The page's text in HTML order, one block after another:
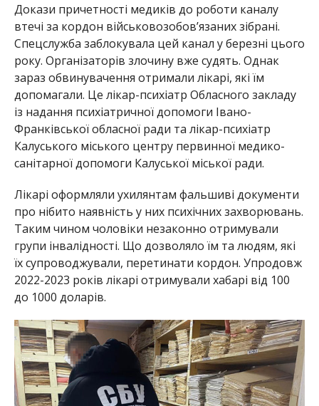
Докази причетності медиків до роботи каналу
втечі за кордон військовозобов’язаних зібрані.
Спецслужба заблокувала цей канал у березні цього
року. Організаторів злочину вже судять. Однак
зараз обвинувачення отримали лікарі, які їм
допомагали. Це лікар-психіатр Обласного закладу
із надання психіатричної допомоги Івано-
Франківської обласної ради та лікар-психіатр
Калуського міського центру первинної медико-
санітарної допомоги Калуської міської ради.
Лікарі оформляли ухилянтам фальшиві документи
про нібито наявність у них психічних захворювань.
Таким чином чоловіки незаконно отримували
групи інвалідності. Що дозволяло їм та людям, які
їх супроводжували, перетинати кордон. Упродовж
2022-2023 років лікарі отримували хабарі від 100
до 1000 доларів.